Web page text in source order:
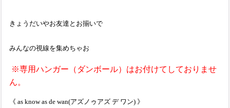
きょうだいやお友達とお揃いで
みんなの視線を集めちゃお
※専用ハンガー（ダンボール）はお付けてしておりませ
ん。
《 as know as de wan(アズノゥアズ デ ワン) 》